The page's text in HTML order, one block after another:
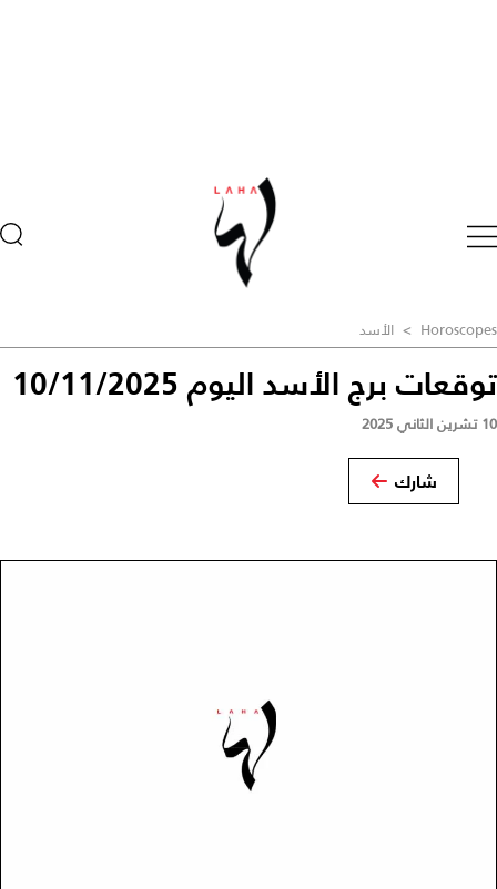
Horoscopes
> الأسد
توقعات برج الأسد اليوم 10/11/2025
10 تشرين الثاني 2025
شارك